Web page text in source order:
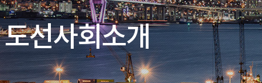
부산항도선사회는
조직도
도선선 현
도선사 소
오시는 길
도선사회소개